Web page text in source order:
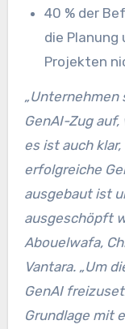
40 % der
die Planung
Projekten
„Unternehmen
GenAI-Zug
es ist auch
erfolgreiche
ausgebaut ist
ausgeschöpft
Abouelwafa,
Vantara. „Um
GenAI
Grundlage mit